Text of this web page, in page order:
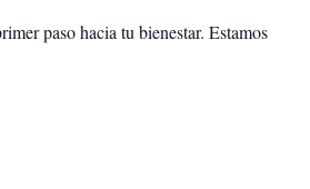
paso hacia tu bienestar. Estamos